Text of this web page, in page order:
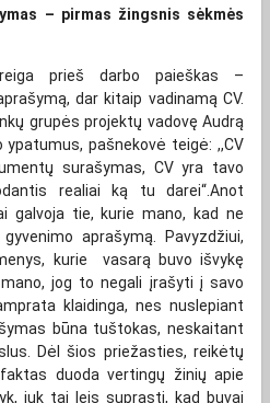
– pirmas žingsnis sėkmės
prieš darbo paieškas –
dar kitaip vadinamą CV.
grupės projektų vadovę Audrą
ypatumus, pašnekovė teigė: ,,CV
surašymas, CV yra tavo
realiai ką tu darei“.Anot
galvoja tie, kurie mano, kad ne
aprašymą. Pavyzdžiui,
kurie vasarą buvo išvykę
jog to negali įrašyti į savo
klaidinga, nes nuslepiant
būna tuštokas, neskaitant
Dėl šios priežasties, reikėtų
duoda vertingų žinių apie
juk tai leis suprasti, kad buvai